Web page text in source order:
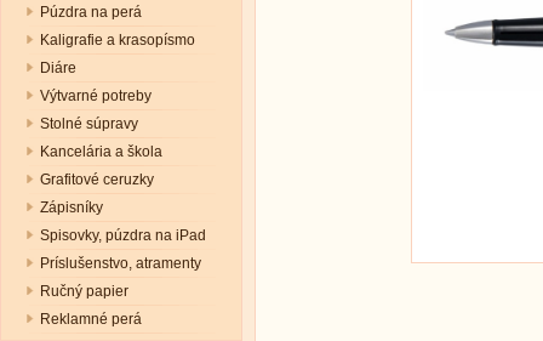
Púzdra na perá
Kaligrafie a krasopísmo
Diáre
Výtvarné potreby
Stolné súpravy
Kancelária a škola
Grafitové ceruzky
Zápisníky
Spisovky, púzdra na iPad
Príslušenstvo, atramenty
Ručný papier
Reklamné perá